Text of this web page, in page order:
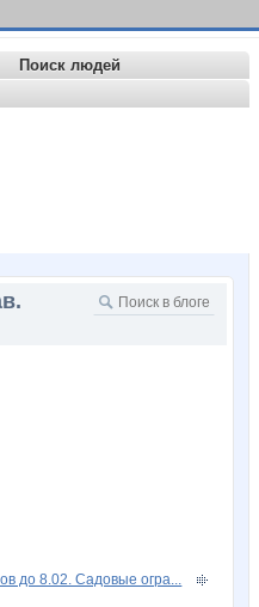
Поиск людей
до 8.02. Садовые огра...